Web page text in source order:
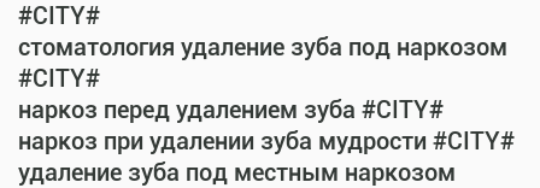
#CITY#
стоматология удаление зуба под наркозом
#CITY#
наркоз перед удалением зуба #CITY#
наркоз при удалении зуба мудрости #CITY#
удаление зуба под местным наркозом